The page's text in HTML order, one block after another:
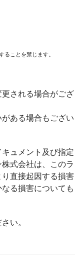
ることを禁じます。
される場合がござ
ある場合もござい
ュメント及び指定
式会社は、このラ
直接起因する損害
る損害についても
い。